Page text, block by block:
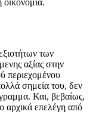
οικονομία.
των
αξίας στην
περιεχομένου
σημεία του, δεν
Και, βεβαίως,
αρχικά επελέγη από